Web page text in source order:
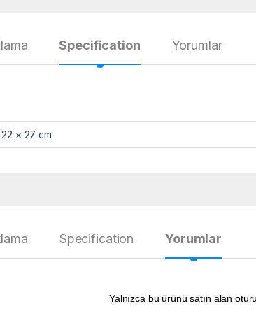
Specification Yorumlar
22 × 27 cm
Specification Yorumlar
Yalnızca bu ürünü satın alan